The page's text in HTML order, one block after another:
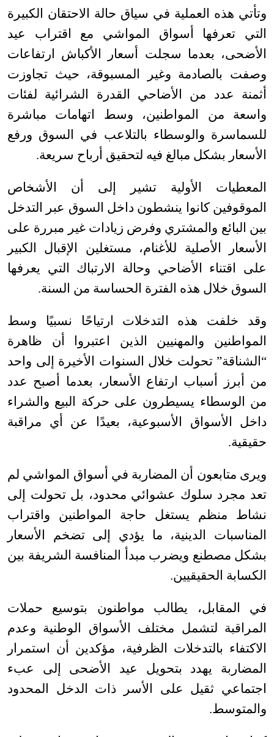
وتأتي هذه العملية في سياق حالة الاحتقان الكبيرة
التي تعرفها أسواق المواشي مع اقتراب عيد
الأضحى، بعدما سجلت أسعار الأكباش ارتفاعات
وصفت بالصادمة وغير المسبوقة، حيث تجاوزت
أثمنة عدد من الأضاحي القدرة الشرائية لفئات
واسعة من المواطنين، وسط اتهامات مباشرة
للسماسرة والوسطاء بالتلاعب في السوق ورفع
الأسعار بشكل مبالغ فيه لتحقيق أرباح سريعة.
المعطيات الأولية تشير إلى أن الأشخاص
الموقوفين كانوا ينشطون داخل السوق عبر التدخل
بين البائع والمشتري وفرض زيادات غير مبررة على
الأسعار الأصلية للأغنام، مستغلين الإقبال الكبير
على اقتناء الأضاحي وحالة الارتباك التي يعرفها
السوق خلال هذه الفترة الحساسة من السنة.
وقد خلفت هذه التدخلات ارتياحًا نسبيًا وسط
المواطنين والمهنيين الذين اعتبروا أن ظاهرة
“الشناقة” تحولت خلال السنوات الأخيرة إلى واحد
من أبرز أسباب ارتفاع الأسعار، بعدما أصبح عدد
من الوسطاء يسيطرون على حركة البيع والشراء
داخل الأسواق الأسبوعية، بعيدًا عن أي مراقبة
حقيقية.
ويرى متابعون أن المضاربة في أسواق المواشي لم
تعد مجرد سلوك عشوائي محدود، بل تحولت إلى
نشاط منظم يستغل حاجة المواطنين واقتراب
المناسبات الدينية، ما يؤدي إلى تضخم الأسعار
بشكل مصطنع ويضرب مبدأ المنافسة الشريفة بين
الكسابة الحقيقيين.
في المقابل، يطالب مواطنون بتوسيع حملات
المراقبة لتشمل مختلف الأسواق الوطنية وعدم
الاكتفاء بالتدخلات الظرفية، مؤكدين أن استمرار
المضاربة يهدد بتحويل عيد الأضحى إلى عبء
اجتماعي ثقيل على الأسر ذات الدخل المحدود
والمتوسط.